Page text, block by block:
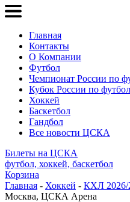
Главная
Контакты
О Компании
Футбол
Чемпионат России по
Кубок России по
Хоккей
Баскетбол
Гандбол
Все новости ЦСКА
Билеты на ЦСКА
футбол, хоккей, баскетбол
Корзина
Главная - Хоккей - КХЛ 2026/
Москва, ЦСКА Арена